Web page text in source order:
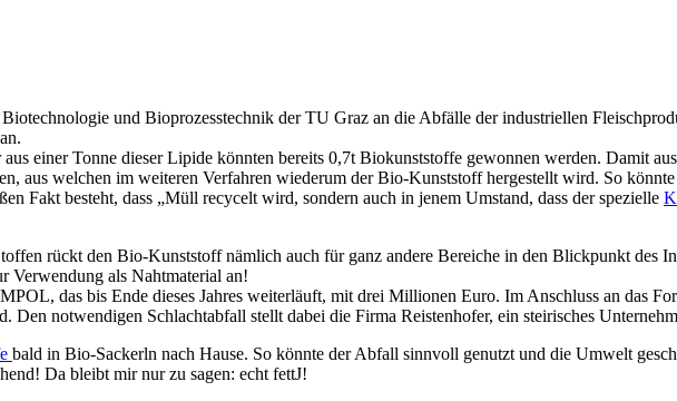
und Bioprozesstechnik der TU Graz an die Abfälle der industriellen
einer Tonne dieser Lipide könnten bereits 0,7t Biokunststoffe gewonnen werden. Damit aus
aus welchen im weiteren Verfahren wiederum der Bio-Kunststoff hergestellt wird. So
Fakt besteht, dass „Müll recycelt wird, sondern auch in jenem Umstand, dass der spezielle
rückt den Bio-Kunststoff nämlich auch für ganz andere Bereiche in den Blickpunkt des
Verwendung als Nahtmaterial an!
das bis Ende dieses Jahres weiterläuft, mit drei Millionen Euro. Im Anschluss an das
Den notwendigen Schlachtabfall stellt dabei die Firma Reistenhofer, ein steirisches
bald in Bio-Sackerln nach Hause. So könnte der Abfall sinnvoll genutzt und die Umwelt
Da bleibt mir nur zu sagen: echt fettJ!